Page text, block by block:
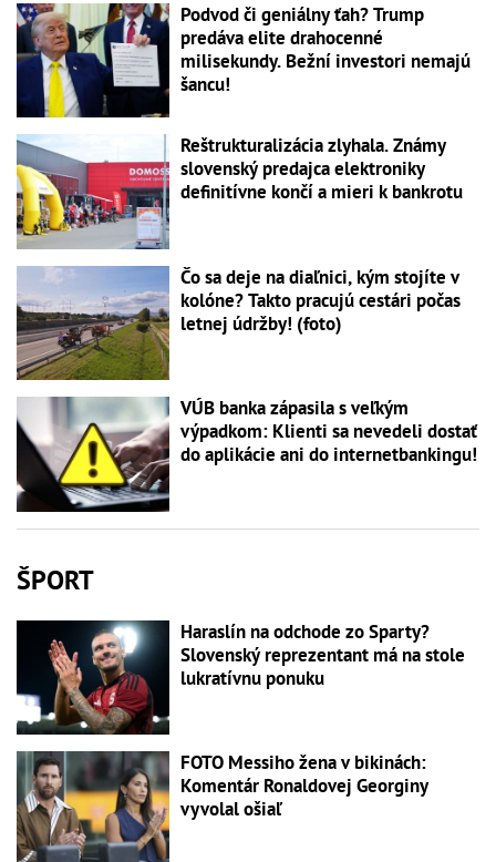
Podvod či geniálny ťah? Trump
predáva elite drahocenné
milisekundy. Bežní investori nemajú
šancu!
Reštrukturalizácia zlyhala. Známy
slovenský predajca elektroniky
definitívne končí a mieri k bankrotu
Čo sa deje na diaľnici, kým stojíte v
kolóne? Takto pracujú cestári počas
letnej údržby! (foto)
VÚB banka zápasila s veľkým
výpadkom: Klienti sa nevedeli dostať
do aplikácie ani do internetbankingu!
ŠPORT
Haraslín na odchode zo Sparty?
Slovenský reprezentant má na stole
lukratívnu ponuku
FOTO Messiho žena v bikinách:
Komentár Ronaldovej Georginy
vyvolal ošiaľ